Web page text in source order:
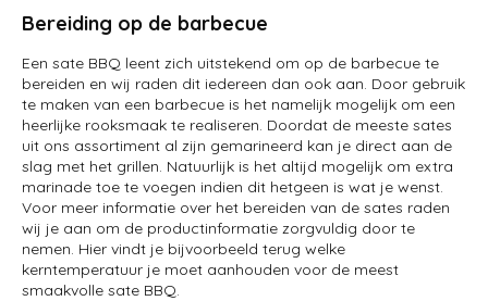
Bereiding op de barbecue
Een sate BBQ leent zich uitstekend om op de barbecue te
bereiden en wij raden dit iedereen dan ook aan. Door gebruik
te maken van een barbecue is het namelijk mogelijk om een
heerlijke rooksmaak te realiseren. Doordat de meeste sates
uit ons assortiment al zijn gemarineerd kan je direct aan de
slag met het grillen. Natuurlijk is het altijd mogelijk om extra
marinade toe te voegen indien dit hetgeen is wat je wenst.
Voor meer informatie over het bereiden van de sates raden
wij je aan om de productinformatie zorgvuldig door te
nemen. Hier vindt je bijvoorbeeld terug welke
kerntemperatuur je moet aanhouden voor de meest
smaakvolle sate BBQ.